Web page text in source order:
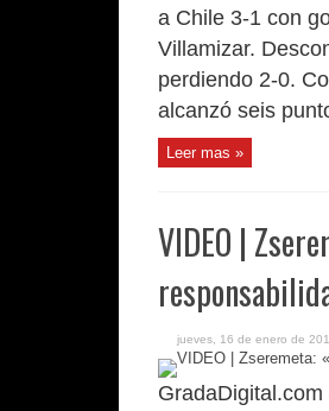
a Chile 3-1 con
Villamizar.
perdiendo 2-0.
alcanzó seis
Leer mas »
VIDEO |
jueves, 16 de enero de